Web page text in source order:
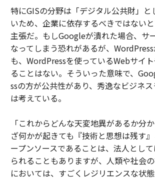
特にGISの分野は「デジタル公共財」と
いため、企業に依存するべきではない
主張だ。もしGoogleが潰れた場合、サ
なってしまう恐れがあるが、
も、WordPressを使っているWebサイ
ることはない。そういった意味で、
ssの方が公共性があり、秀逸なビジネ
は考えている。
「これからどんな天変地異があるか分
ざ何かが起きても『技術と思想は残す
ープンソースであることは、法人とし
られることもありますが、人類や社会
においては、すごくレジリエンスな状態